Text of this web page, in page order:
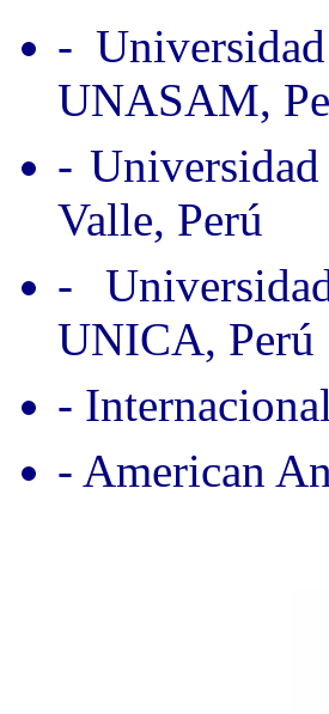
-
UNASAM,
-
Valle, Perú
-
UNICA, Perú
-
- American